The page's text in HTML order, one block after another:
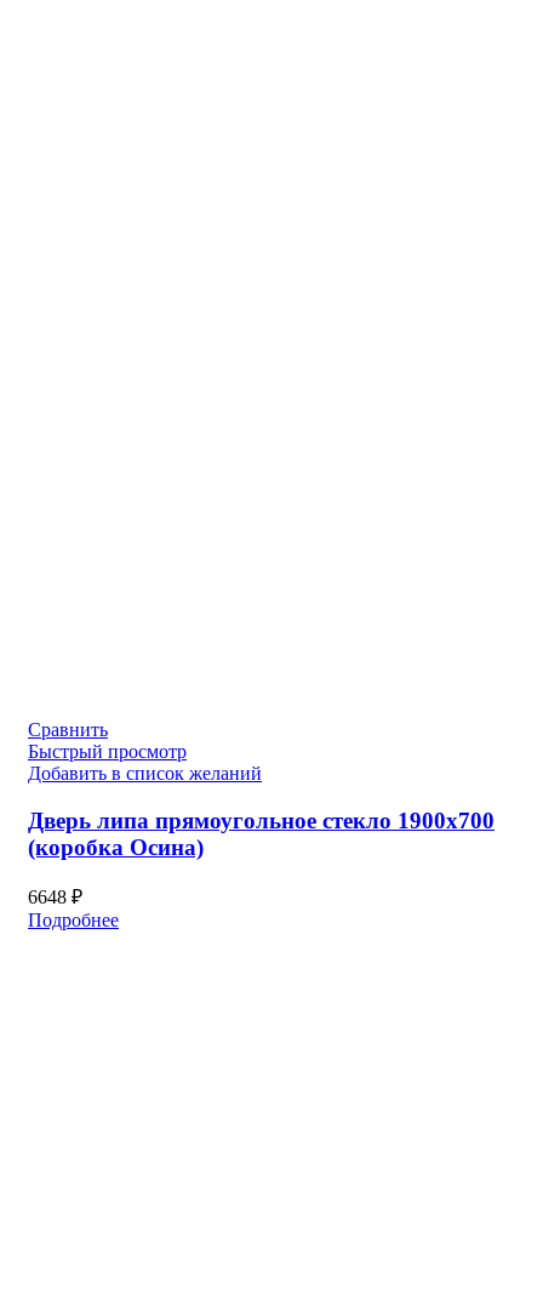
Сравнить
Быстрый просмотр
Добавить в список желаний
Дверь липа прямоугольное стекло 1900х700
(коробка Осина)
6648 ₽
Подробнее